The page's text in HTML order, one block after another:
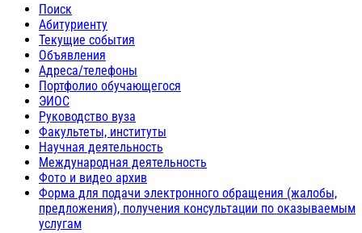
Поиск
Абитуриенту
Текущие события
Объявления
Адреса/телефоны
Портфолио обучающегося
ЭИОС
Руководство вуза
Факультеты, институты
Научная деятельность
Международная деятельность
Фото и видео архив
Форма для подачи электронного обращения (жалобы,
предложения), получения консультации по оказываемым
услугам